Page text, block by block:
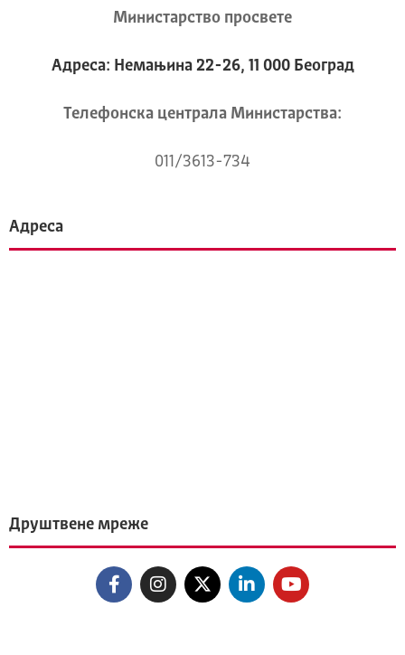
Министарство просвете
Адреса: Немањина 22-26, 11 000 Београд
Телeфонска централа Mинистарства:
011/3613-734
Адреса
Друштвене мреже